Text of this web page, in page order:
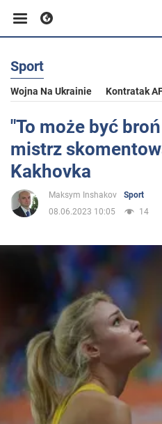
Biznes
Sport
Rozrywka
Życie
Polityka
Społeczeństwo
Wojna na Ukrainie
Świat
Sport
Wojna Na Ukrainie Kontratak
"To może być
mistrz
Kakhovka
Maksym Inshakov
Sport
08.06.2023 10:05
14